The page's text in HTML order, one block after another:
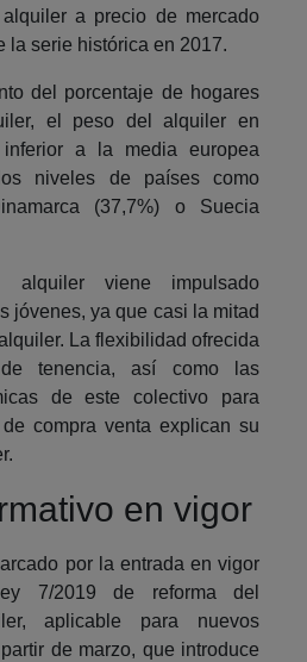
a precio de mercado
la serie histórica en 2017.
del porcentaje de hogares
el peso del alquiler en
a la media europea
niveles de países como
(37,7%) o Suecia
alquiler viene impulsado
jóvenes, ya que casi la mitad
La flexibilidad ofrecida
tenencia, así como las
de este colectivo para
compra venta explican su
en vigor
por la entrada en vigor
7/2019 de reforma del
aplicable para nuevos
de marzo, que introduce